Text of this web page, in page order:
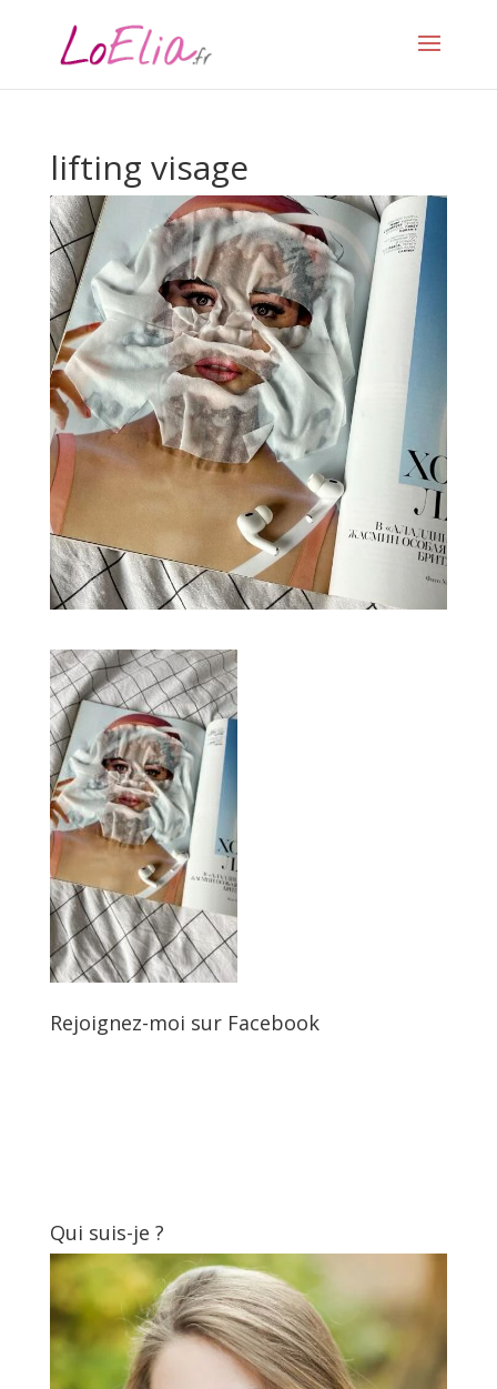
lifting visage
Rejoignez-moi sur Facebook
Qui suis-je ?